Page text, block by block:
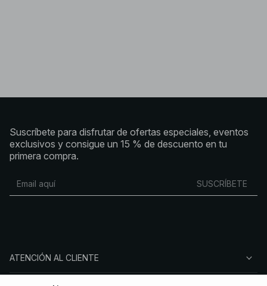
Suscríbete para disfrutar de ofertas especiales, eventos
exclusivos y consigue un 15 % de descuento en tu
primera compra.
SUSCRÍBETE
ATENCIÓN AL CLIENTE